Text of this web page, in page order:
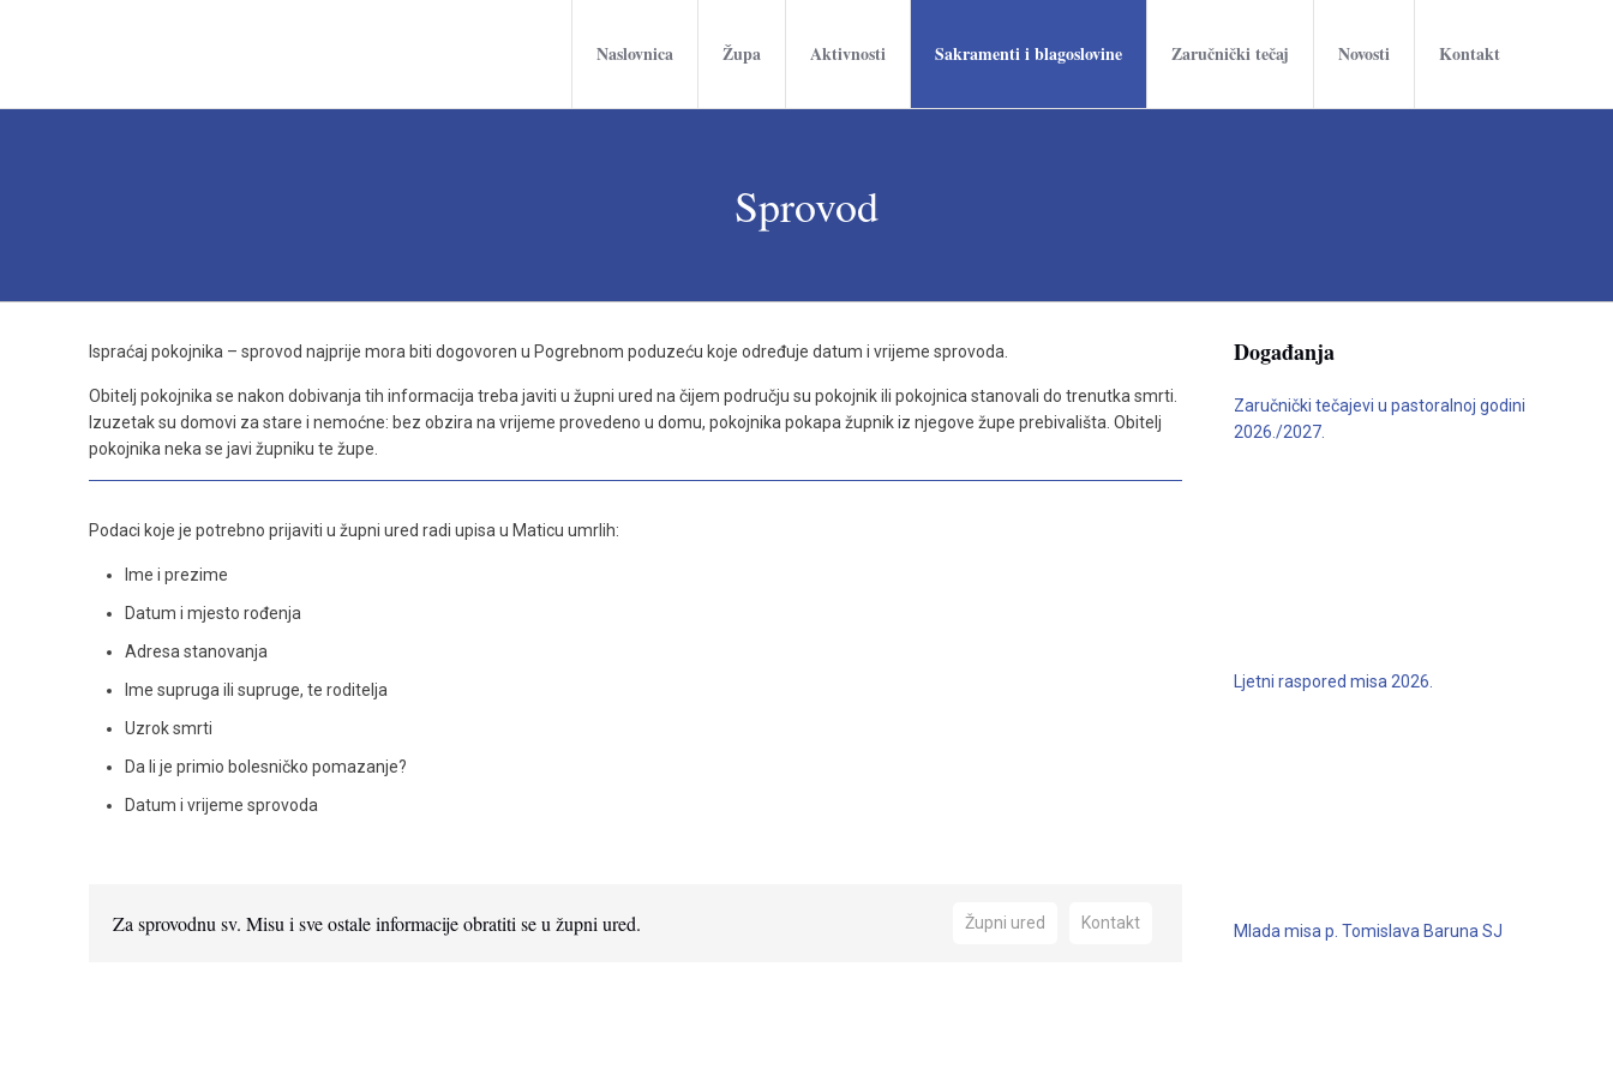
Naslovnica Župa Aktivnosti Sakramenti i blagoslovine Zaručnički tečaj Novosti Kontakt
Sprovod
Ispraćaj pokojnika – sprovod najprije mora biti dogovoren u Pogrebnom poduzeću koje određuje datum i vrijeme sprovoda.
Obitelj pokojnika se nakon dobivanja tih informacija treba javiti u župni ured na čijem području su pokojnik ili pokojnica stanovali do trenutka smrti.
Izuzetak su domovi za stare i nemoćne: bez obzira na vrijeme provedeno u domu, pokojnika pokapa župnik iz njegove župe prebivališta. Obitelj
pokojnika neka se javi župniku te župe.
Podaci koje je potrebno prijaviti u župni ured radi upisa u Maticu umrlih:
Ime i prezime
Datum i mjesto rođenja
Adresa stanovanja
Ime supruga ili supruge, te roditelja
Uzrok smrti
Da li je primio bolesničko pomazanje?
Datum i vrijeme sprovoda
Za sprovodnu sv. Misu i sve ostale informacije obratiti se u župni ured. Župni ured Kontakt
Događanja
Zaručnički tečajevi u pastoralnoj godini
2026./2027.
Ljetni raspored misa 2026.
Mlada misa p. Tomislava Baruna SJ